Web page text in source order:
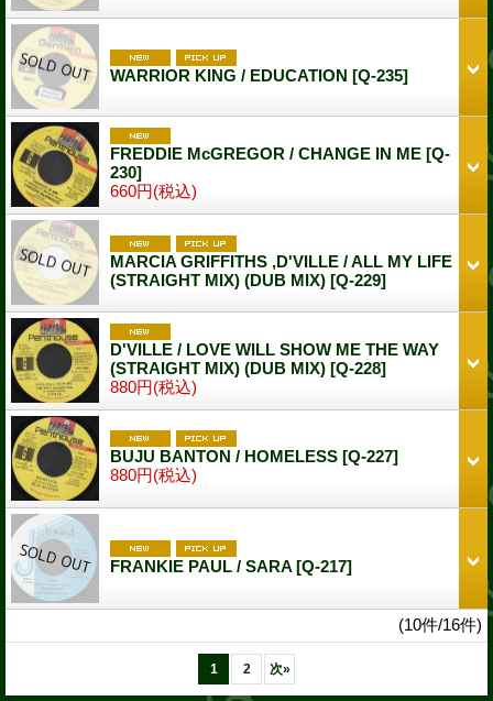
WARRIOR KING / EDUCATION [Q-235]
FREDDIE McGREGOR / CHANGE IN ME [Q-
230]
660円(税込)
MARCIA GRIFFITHS ,D'VILLE / ALL MY LIFE
(STRAIGHT MIX) (DUB MIX) [Q-229]
D'VILLE / LOVE WILL SHOW ME THE WAY
(STRAIGHT MIX) (DUB MIX) [Q-228]
880円(税込)
BUJU BANTON / HOMELESS [Q-227]
880円(税込)
FRANKIE PAUL / SARA [Q-217]
(10件/16件)
1 2 次»